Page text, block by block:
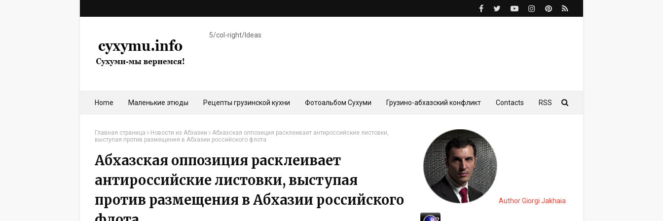
5/col-right/Ideas
Home Маленькие этюды Рецепты грузинской кухни Фотоальбом Сухуми Грузино-абхазский конфликт Contacts RSS
Главная страница Новости из Абхазии
Абхазская оппозиция расклеивает антироссийские листовки,
выступая против размещения в Абхазии российского флота
Абхазская оппозиция расклеивает
антироссийские листовки, выступая
против размещения в Абхазии российского
Author Giorgi Jakhaia